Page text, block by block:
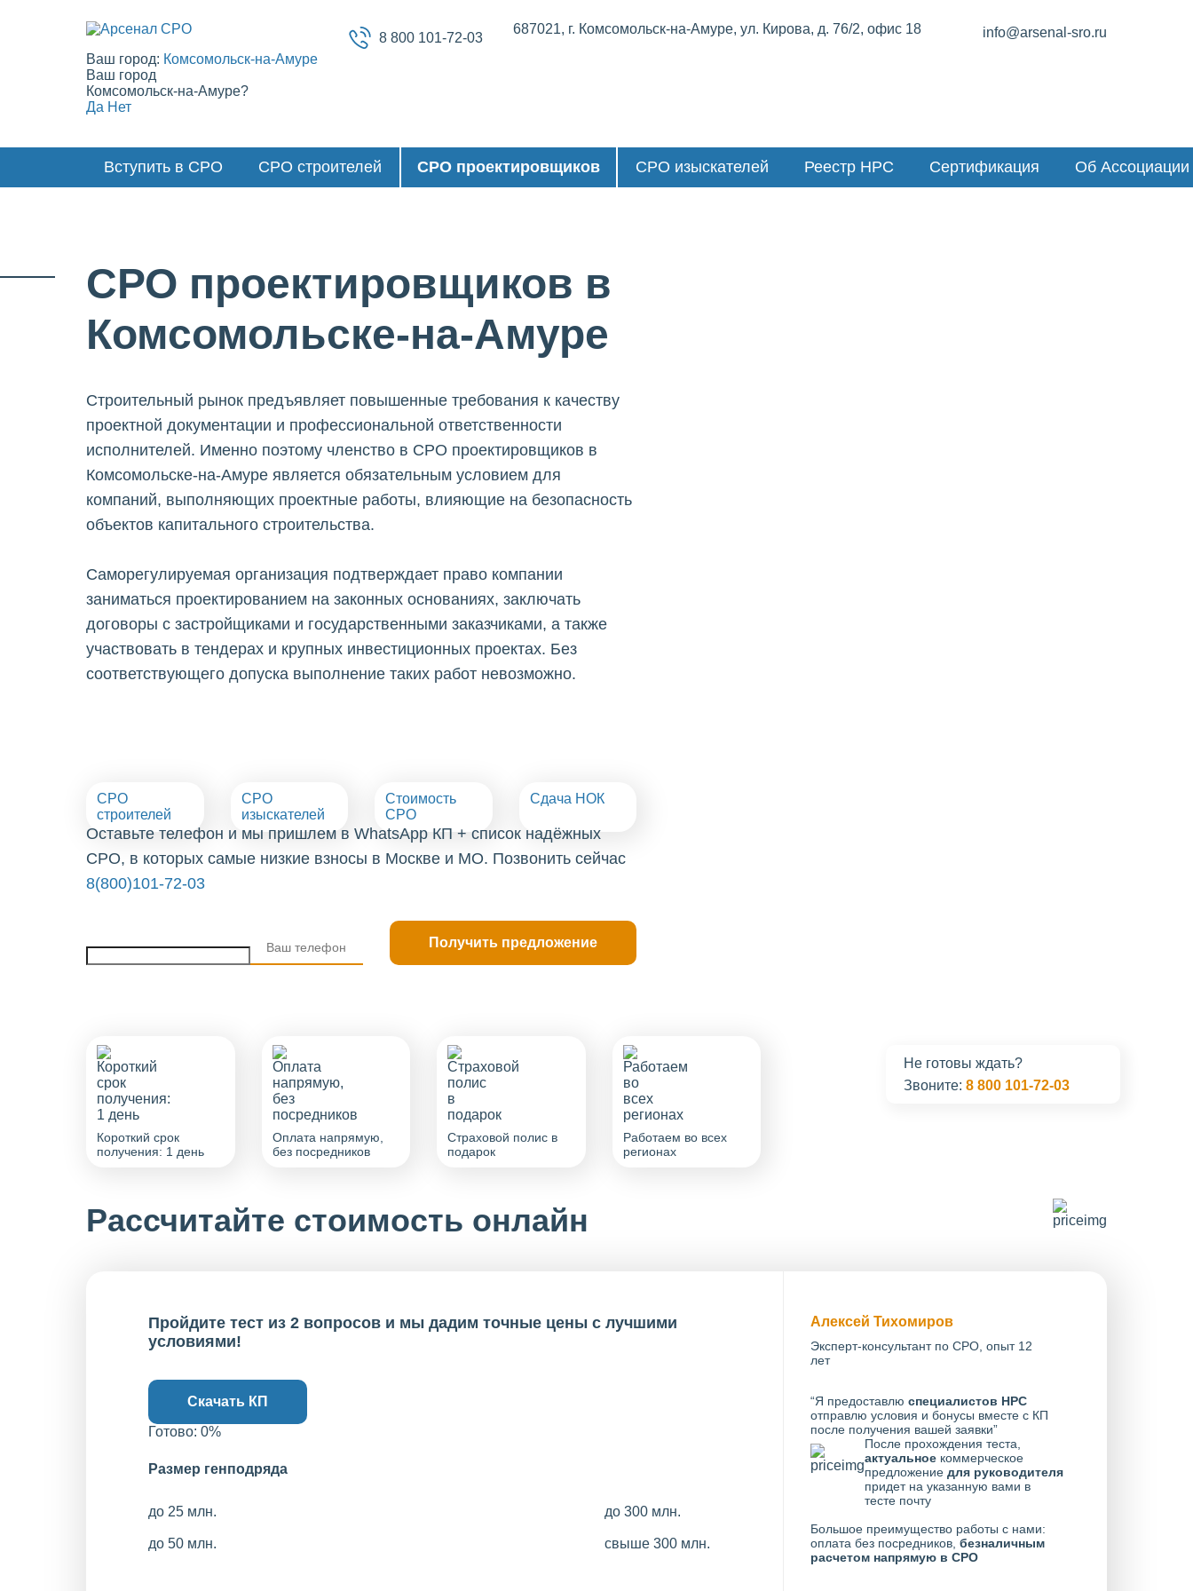
Ваш город: Комсомольск-на-Амуре
Ваш город
Комсомольск-на-Амуре?
Да Нет
8 800 101-72-03
687021, г. Комсомольск-на-Амуре, ул. Кирова, д. 76/2, офис 18 info@arsenal-sro.ru
Вступить в СРО СРО строителей СРО проектировщиков СРО изыскателей Реестр НРС Сертификация Об Ассоциации
СРО проектировщиков в
Комсомольске-на-Амуре
Строительный рынок предъявляет повышенные требования к качеству
проектной документации и профессиональной ответственности
исполнителей. Именно поэтому членство в СРО проектировщиков в
Комсомольске-на-Амуре является обязательным условием для
компаний, выполняющих проектные работы, влияющие на безопасность
объектов капитального строительства.
Саморегулируемая организация подтверждает право компании
заниматься проектированием на законных основаниях, заключать
договоры с застройщиками и государственными заказчиками, а также
участвовать в тендерах и крупных инвестиционных проектах. Без
соответствующего допуска выполнение таких работ невозможно.
СРО
строителей
СРО
изыскателей
Стоимость
СРО
Сдача НОК
Оставьте телефон и мы пришлем в WhatsApp КП + список надёжных
СРО, в которых самые низкие взносы в Москве и МО. Позвонить сейчас
8(800)101-72-03
Не готовы ждать?
Звоните: 8 800 101-72-03
Короткий срок
получения: 1 день
Оплата напрямую,
без посредников
Страховой полис в
подарок
Работаем во всех
регионах
Рассчитайте стоимость онлайн
Пройдите тест из 2 вопросов и мы дадим точные цены с лучшими
условиями!
Скачать КП
Готово: 0%
Размер генподряда
до 25 млн.
до 50 млн.
до 300 млн.
свыше 300 млн.
Алексей Тихомиров
Эксперт-консультант по СРО, опыт 12
лет
“Я предоставлю специалистов НРС
отправлю условия и бонусы вместе с КП
после получения вашей заявки”
После прохождения теста,
актуальноекоммерческое
предложение для руководителя
придет на указанную вами в
тесте почту
Большое преимущество работы с нами:
оплата без посредников, безналичным
расчетом напрямую в СРО